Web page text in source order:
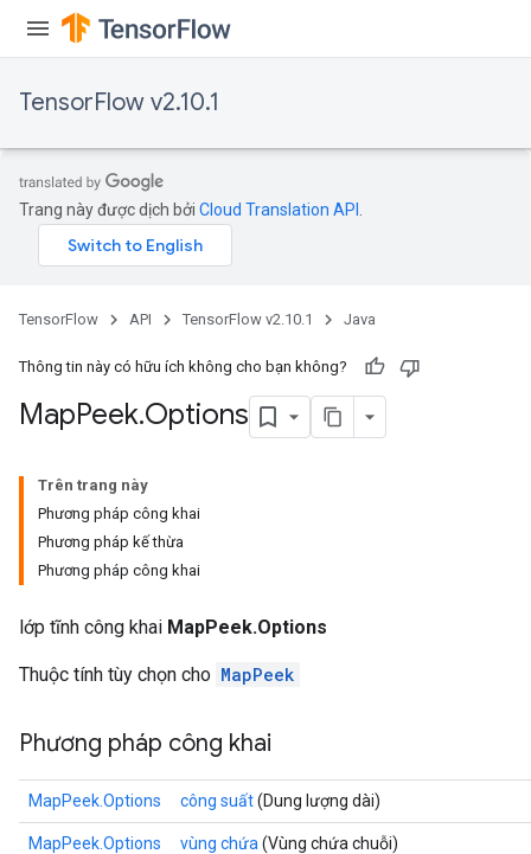
TensorFlow v2.10.1
Trang này được dịch bởi Cloud Translation API
TensorFlow API TensorFlow v2.10.1 Java
Thông tin này có hữu ích không cho bạn không?
MapPeek.Options
Trên trang này
Phương pháp công khai
Phương pháp kế thừa
Phương pháp công khai
lớp tĩnh công khai MapPeek.Options
Thuộc tính tùy chọn cho MapPeek
Phương pháp công khai
MapPeek.Options công suất(Dung lượng dài)
MapPeek.Options vùng chứa (Vùng chứa chuỗi)